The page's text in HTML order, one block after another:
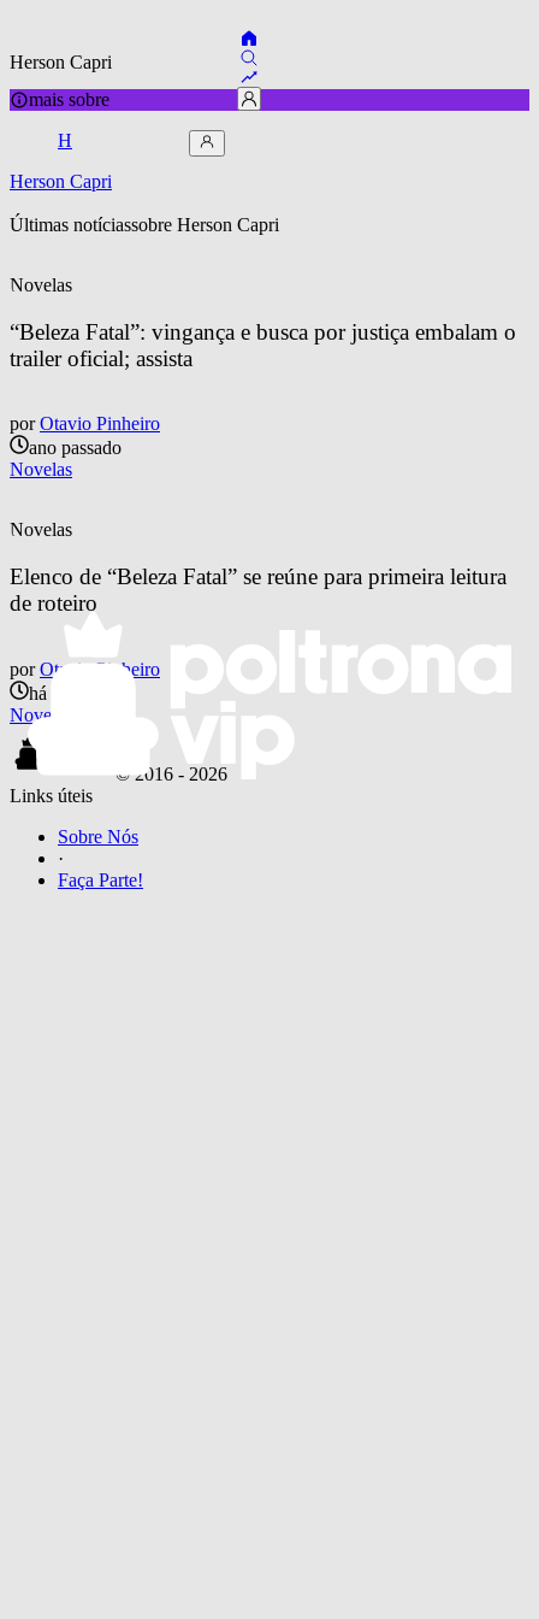
Herson Capri
mais sobre
H
Herson Capri
Últimas notíciassobre Herson Capri
Novelas
“Beleza Fatal”: vingança e busca por justiça embalam o
trailer oficial; assista
por Otavio Pinheiro
ano passado
Novelas
Novelas
Elenco de “Beleza Fatal” se reúne para primeira leitura
de roteiro
por Otavio Pinheiro
há 2 anos
Novelas
© 2016 - 2026
Links úteis
Sobre Nós
·
Faça Parte!